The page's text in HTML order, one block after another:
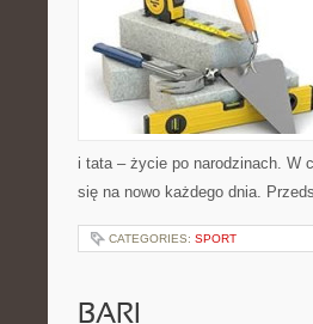
i tata – życie po narodzinach. W
się na nowo każdego dnia.
CATEGORIES: SPORT
BARI